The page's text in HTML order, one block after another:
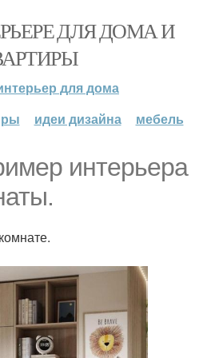
ДЛЯ ДОМА И
для дома
идеи дизайна мебель
интерьера